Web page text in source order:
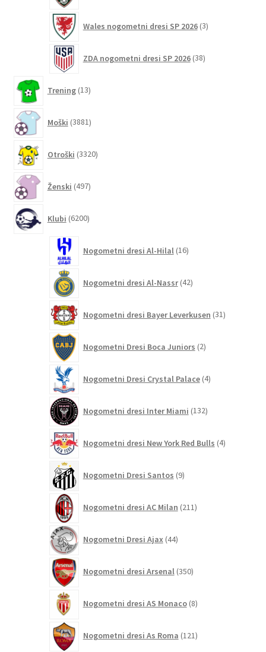
Wales nogometni dresi SP 2026 3izdelki
ZDA nogometni dresi SP 2026 38izdelkov
Trening 13izdelkov
Moški 3881izdelkov
Otroški 3320izdelkov
Ženski 497izdelkov
Klubi 6200izdelkov
Nogometni dresi Al-Hilal 16izdelkov
Nogometni dresi Al-Nassr 42izdelkov
Nogometni dresi Bayer Leverkusen 31izdelkov
Nogometni Dresi Boca Juniors 2izdelka
Nogometni Dresi Crystal Palace 4izdelki
Nogometni dresi Inter Miami 132izdelkov
Nogometni dresi New York Red Bulls 4izdelki
Nogometni Dresi Santos 9izdelkov
Nogometni dresi AC Milan 211izdelkov
Nogometni Dresi Ajax 44izdelkov
Nogometni dresi Arsenal 350izdelkov
Nogometni dresi AS Monaco 8izdelkov
Nogometni dresi As Roma 121izdelkov